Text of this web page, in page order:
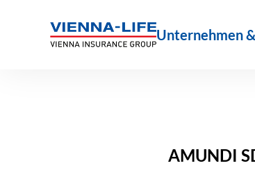
Unternehmen
AMUNDI